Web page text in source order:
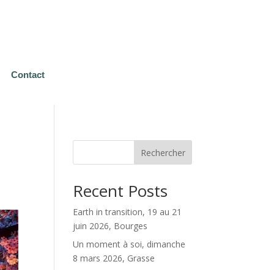
Contact
Rechercher
Recent Posts
Earth in transition, 19 au 21
juin 2026, Bourges
Un moment à soi, dimanche
8 mars 2026, Grasse